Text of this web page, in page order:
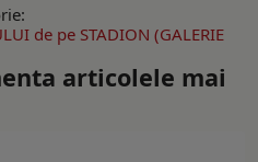
de pe STADION (GALERIE
articolele mai